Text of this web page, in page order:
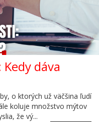
dáva
o ktorých už väčšina ľudí
koluje množstvo mýtov
že vý...